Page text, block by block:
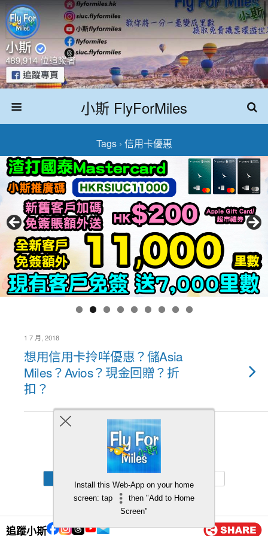
追蹤小斯
小斯 FlyForMiles
Tags › 信用卡優惠
1 7 月, 2018
想用信用卡拎咩優惠？儲Asia
Miles？Avios？現金回贈？折
扣？
Back to top
Install this Web-App on your home
screen: tap
then "Add to Home
Screen"